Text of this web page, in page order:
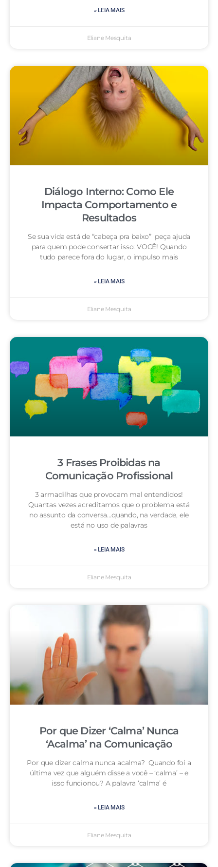
» LEIA MAIS
Eliane Mesquita
Diálogo Interno: Como Ele
Impacta Comportamento e
Resultados
Se sua vida está de “cabeça pra baixo” peça ajuda
para quem pode consertar isso: VOCÊ! Quando
tudo parece fora do lugar, o impulso mais
» LEIA MAIS
Eliane Mesquita
3 Frases Proibidas na
Comunicação Profissional
3 armadilhas que provocam mal entendidos!
Quantas vezes acreditamos que o problema está
no assunto da conversa…quando, na verdade, ele
está no uso de palavras
» LEIA MAIS
Eliane Mesquita
Por que Dizer ‘Calma’ Nunca
‘Acalma’ na Comunicação
Por que dizer calma nunca acalma? Quando foi a
última vez que alguém disse a você – ‘calma’ – e
isso funcionou? A palavra ‘calma’ é
» LEIA MAIS
Eliane Mesquita